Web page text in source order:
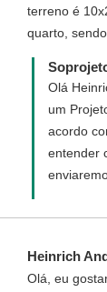
terreno é
quarto,
Olá
um
acordo
entender
Heinrich
Olá, eu